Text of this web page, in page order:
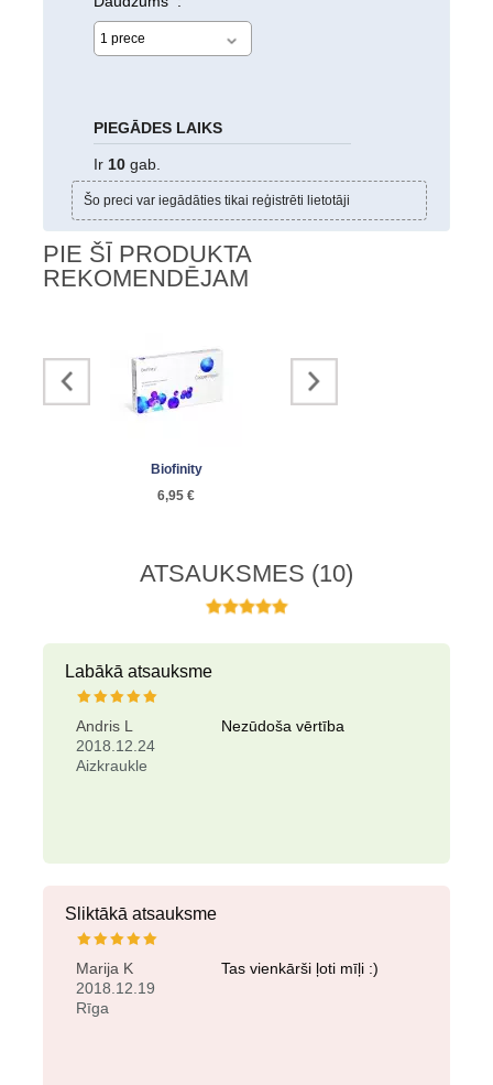
PIEGĀDES LAIKS
Ir 10 gab.
Šo preci var iegādāties tikai reģistrēti lietotāji
PIE ŠĪ PRODUKTA
REKOMENDĒJAM
Biofinity
6,95 €
ATSAUKSMES (10)
Labākā atsauksme
Andris L
2018.12.24
Aizkraukle
Nezūdoša vērtība
Sliktākā atsauksme
Marija K
2018.12.19
Rīga
Tas vienkārši ļoti mīļi :)